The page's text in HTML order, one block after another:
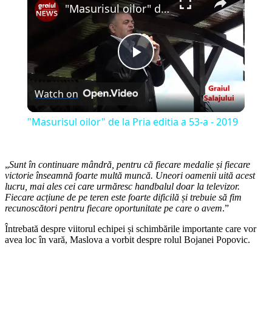
Play
Video
"Masurisul oilor" de la Pria editia a 53-a - 2019
Watch on
"Masurisul oilor" de la Pria editia a 53-a - 2019
„Sunt în continuare mândră, pentru că fiecare medalie și fiecare
victorie înseamnă foarte multă muncă. Uneori oamenii uită acest
lucru, mai ales cei care urmăresc handbalul doar la televizor.
Fiecare acțiune de pe teren este foarte dificilă și trebuie să fim
recunoscători pentru fiecare oportunitate pe care o avem.”
Întrebată despre viitorul echipei și schimbările importante care vor
avea loc în vară, Maslova a vorbit despre rolul Bojanei Popovic.